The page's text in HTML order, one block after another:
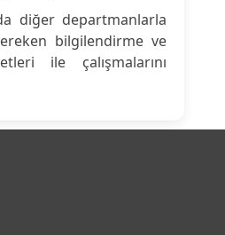
diğer departmanlarla
bilgilendirme ve
ile çalışmalarını